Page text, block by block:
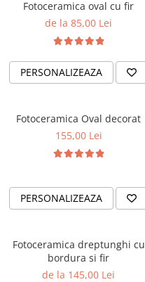
Fotoceramica oval cu fir
de la 85,00 Lei
PERSONALIZEAZA
Fotoceramica Oval decorat
155,00 Lei
PERSONALIZEAZA
Fotoceramica dreptunghi cu
bordura si fir
de la 145,00 Lei